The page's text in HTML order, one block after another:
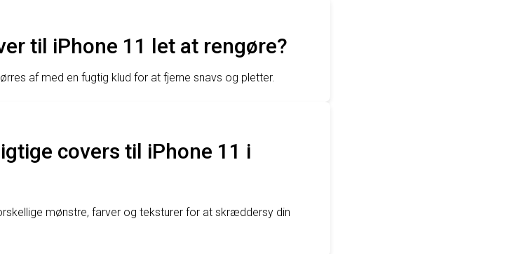
til iPhone 11 let at rengøre?
af med en fugtig klud for at fjerne snavs og pletter.
covers til iPhone 11 i
mønstre, farver og teksturer for at skræddersy din